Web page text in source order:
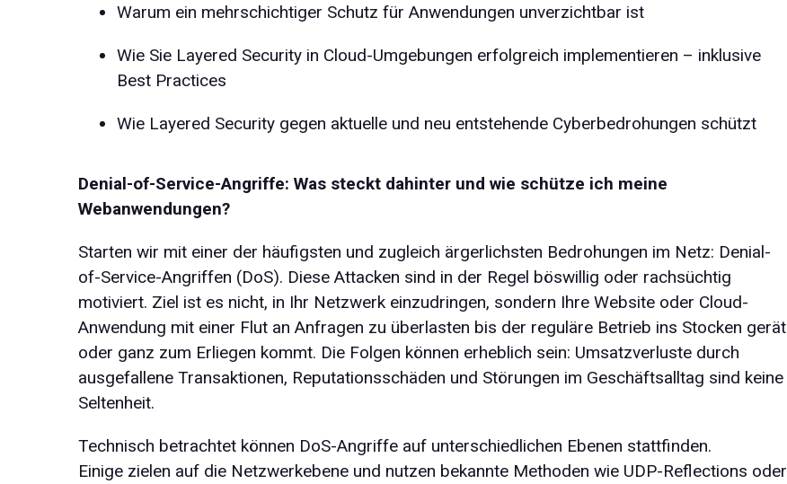
Warum ein mehrschichtiger Schutz für Anwendungen unverzichtbar ist
Wie Sie Layered Security in Cloud-Umgebungen erfolgreich implementieren – inklusive
Best Practices
Wie Layered Security gegen aktuelle und neu entstehende Cyberbedrohungen schützt
Denial-of-Service-Angriffe: Was steckt dahinter und wie schütze ich meine
Webanwendungen?
Starten wir mit einer der häufigsten und zugleich ärgerlichsten Bedrohungen im Netz: Denial-
of-Service-Angriffen (DoS). Diese Attacken sind in der Regel böswillig oder rachsüchtig
motiviert. Ziel ist es nicht, in Ihr Netzwerk einzudringen, sondern Ihre Website oder Cloud-
Anwendung mit einer Flut an Anfragen zu überlasten bis der reguläre Betrieb ins Stocken gerät
oder ganz zum Erliegen kommt. Die Folgen können erheblich sein: Umsatzverluste durch
ausgefallene Transaktionen, Reputationsschäden und Störungen im Geschäftsalltag sind keine
Seltenheit.
Technisch betrachtet können DoS-Angriffe auf unterschiedlichen Ebenen stattfinden.
Einige zielen auf die Netzwerkebene und nutzen bekannte Methoden wie UDP-Reflections oder